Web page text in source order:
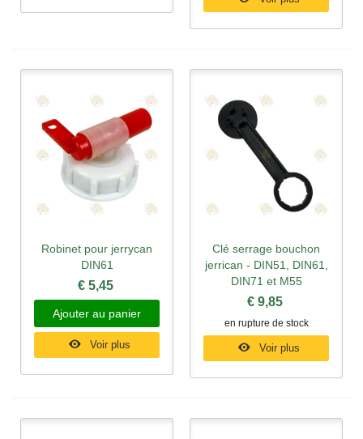
Robinet pour jerrycan
DIN61
€ 5,45
Ajouter au panier
Voir plus
Clé serrage bouchon
jerrican - DIN51, DIN61,
DIN71 et M55
€ 9,85
en rupture de stock
Voir plus